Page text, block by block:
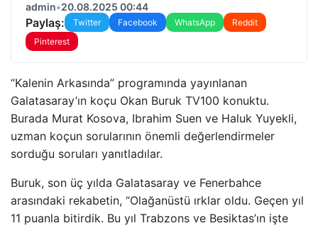
admin•20.08.2025 00:44
Paylaş: Twitter Facebook WhatsApp
Reddit
Pinterest
“Kalenin Arkasında” programında yayınlanan
Galatasaray’ın koçu Okan Buruk TV100 konuktu.
Burada Murat Kosova, Ibrahim Suen ve Haluk Yuyekli,
uzman koçun sorularının önemli değerlendirmeler
sorduğu soruları yanıtladılar.
Buruk, son üç yılda Galatasaray ve Fenerbahce
arasındaki rekabetin, “Olağanüstü ırklar oldu. Geçen yıl
11 puanla bitirdik. Bu yıl Trabzons ve Besiktas’ın işte